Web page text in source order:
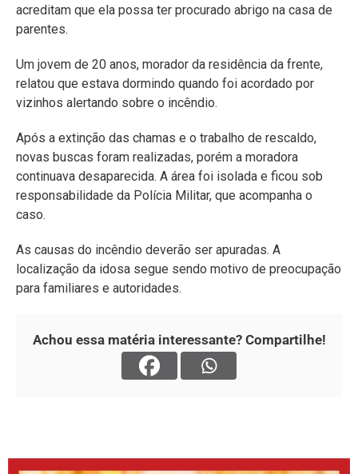
acreditam que ela possa ter procurado abrigo na casa de
parentes.
Um jovem de 20 anos, morador da residência da frente,
relatou que estava dormindo quando foi acordado por
vizinhos alertando sobre o incêndio.
Após a extinção das chamas e o trabalho de rescaldo,
novas buscas foram realizadas, porém a moradora
continuava desaparecida. A área foi isolada e ficou sob
responsabilidade da Polícia Militar, que acompanha o
caso.
As causas do incêndio deverão ser apuradas. A
localização da idosa segue sendo motivo de preocupação
para familiares e autoridades.
Achou essa matéria interessante? Compartilhe!